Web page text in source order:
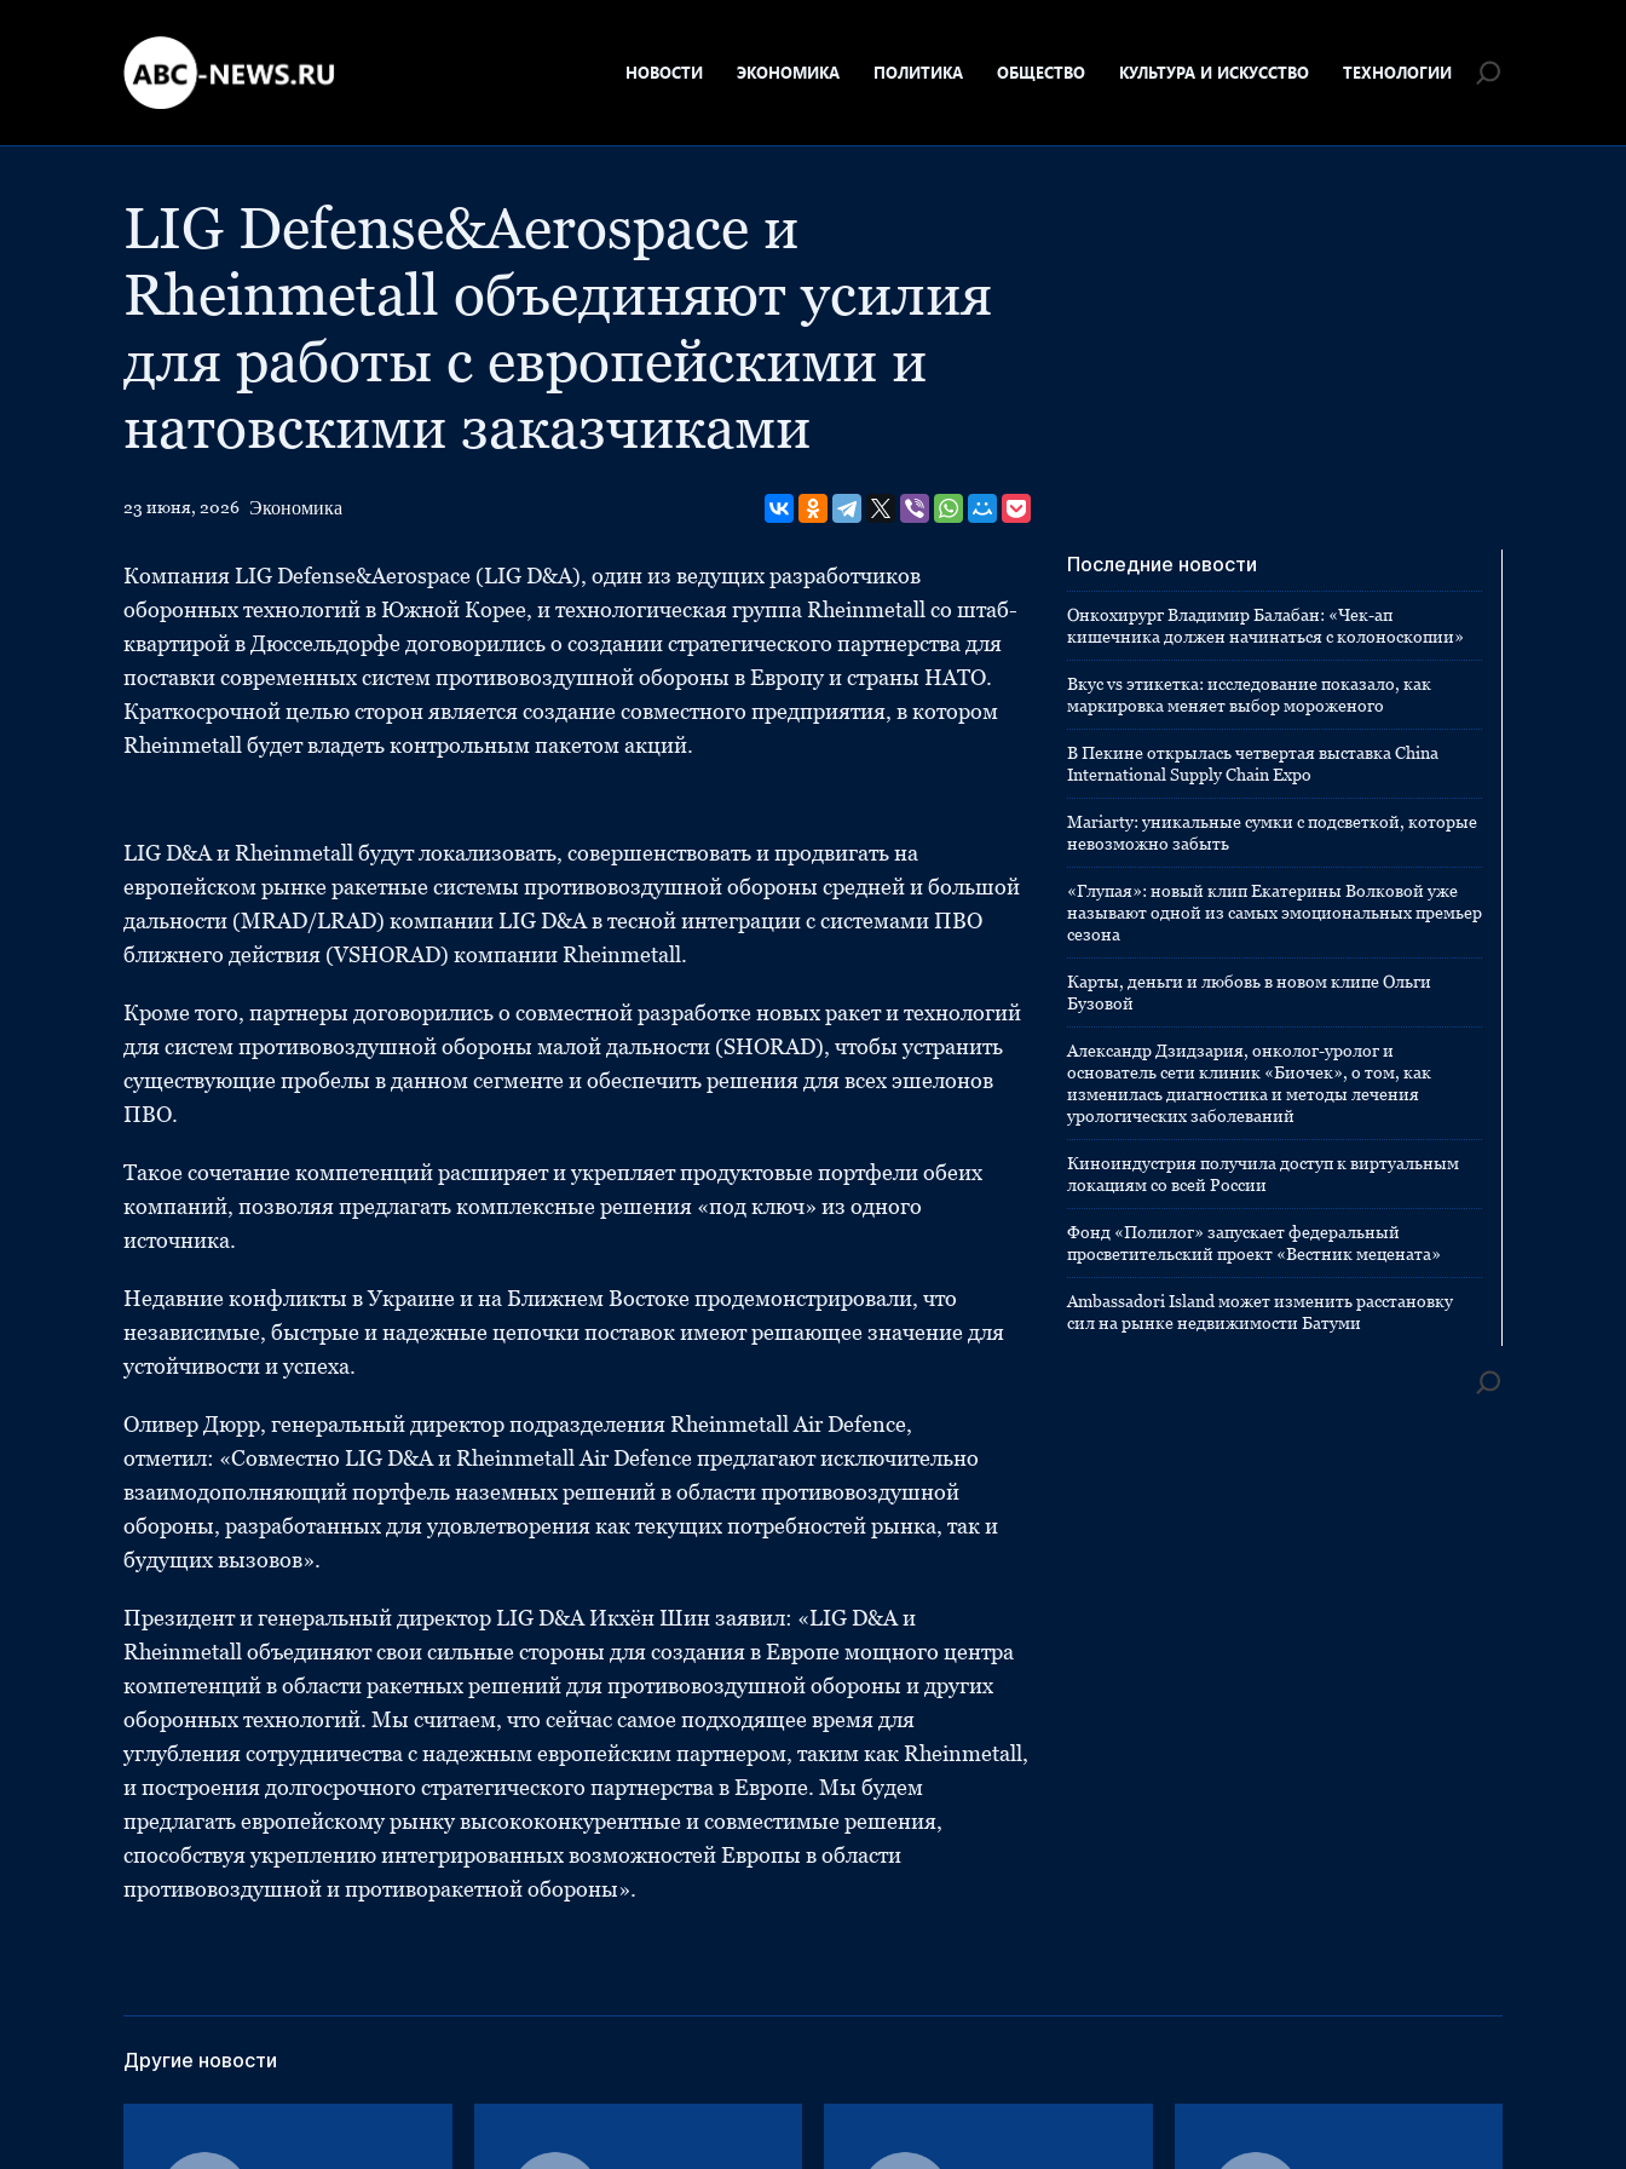
НОВОСТИ ЭКОНОМИКА ПОЛИТИКА ОБЩЕСТВО КУЛЬТУРА И ИСКУССТВО ТЕХНОЛОГИИ
LIG Defense&Aerospace и
Rheinmetall объединяют усилия
для работы с европейскими и
натовскими заказчиками
23 июня, 2026 Экономика
Компания LIG Defense&Aerospace (LIG D&A), один из ведущих разработчиков
оборонных технологий в Южной Корее, и технологическая группа Rheinmetall со штаб-
квартирой в Дюссельдорфе договорились о создании стратегического партнерства для
поставки современных систем противовоздушной обороны в Европу и страны НАТО.
Краткосрочной целью сторон является создание совместного предприятия, в котором
Rheinmetall будет владеть контрольным пакетом акций.
LIG D&A и Rheinmetall будут локализовать, совершенствовать и продвигать на
европейском рынке ракетные системы противовоздушной обороны средней и большой
дальности (MRAD/LRAD) компании LIG D&A в тесной интеграции с системами ПВО
ближнего действия (VSHORAD) компании Rheinmetall.
Кроме того, партнеры договорились о совместной разработке новых ракет и технологий
для систем противовоздушной обороны малой дальности (SHORAD), чтобы устранить
существующие пробелы в данном сегменте и обеспечить решения для всех эшелонов
ПВО.
Такое сочетание компетенций расширяет и укрепляет продуктовые портфели обеих
компаний, позволяя предлагать комплексные решения «под ключ» из одного
источника.
Недавние конфликты в Украине и на Ближнем Востоке продемонстрировали, что
независимые, быстрые и надежные цепочки поставок имеют решающее значение для
устойчивости и успеха.
Оливер Дюрр, генеральный директор подразделения Rheinmetall Air Defence,
отметил: «Совместно LIG D&A и Rheinmetall Air Defence предлагают исключительно
взаимодополняющий портфель наземных решений в области противовоздушной
обороны, разработанных для удовлетворения как текущих потребностей рынка, так и
будущих вызовов».
Президент и генеральный директор LIG D&A Икхён Шин заявил: «LIG D&A и
Rheinmetall объединяют свои сильные стороны для создания в Европе мощного центра
компетенций в области ракетных решений для противовоздушной обороны и других
оборонных технологий. Мы считаем, что сейчас самое подходящее время для
углубления сотрудничества с надежным европейским партнером, таким как Rheinmetall,
и построения долгосрочного стратегического партнерства в Европе. Мы будем
предлагать европейскому рынку высококонкурентные и совместимые решения,
способствуя укреплению интегрированных возможностей Европы в области
противовоздушной и противоракетной обороны».
Последние новости
Онкохирург Владимир Балабан: «Чек-ап
кишечника должен начинаться с колоноскопии»
Вкус vs этикетка: исследование показало, как
маркировка меняет выбор мороженого
В Пекине открылась четвертая выставка China
International Supply Chain Expo
Mariarty: уникальные сумки с подсветкой, которые
невозможно забыть
«Глупая»: новый клип Екатерины Волковой уже
называют одной из самых эмоциональных премьер
сезона
Карты, деньги и любовь в новом клипе Ольги
Бузовой
Александр Дзидзария, онколог-уролог и
основатель сети клиник «Биочек», о том, как
изменилась диагностика и методы лечения
урологических заболеваний
Киноиндустрия получила доступ к виртуальным
локациям со всей России
Фонд «Полилог» запускает федеральный
просветительский проект «Вестник мецената»
Ambassadori Island может изменить расстановку
сил на рынке недвижимости Батуми
Другие новости